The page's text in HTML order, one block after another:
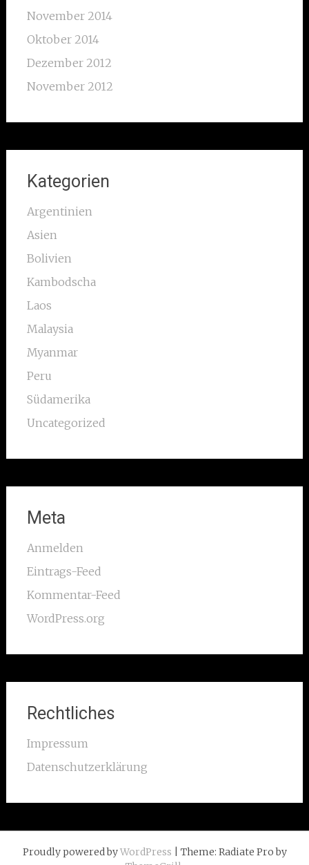
November 2014
Oktober 2014
Dezember 2012
November 2012
Kategorien
Argentinien
Asien
Bolivien
Kambodscha
Laos
Malaysia
Myanmar
Peru
Südamerika
Uncategorized
Meta
Anmelden
Eintrags-Feed
Kommentar-Feed
WordPress.org
Rechtliches
Impressum
Datenschutzerklärung
Proudly powered byWordPress | Theme: Radiate Pro by